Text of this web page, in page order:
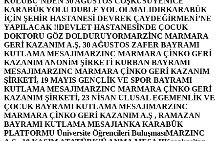
KARABÜK YOLU DUBLE YOL OLMALIDIRKARABÜK
İÇİN ŞEHİR HASTANESİ DEVREK ÇAYDEĞİRMENİ’NE
YAPILACAK !!DEVLET HASTANESİNDE ÇOCUK
DOKTORU GÖZ DOLDURUYORMARZİNC MARMARA
GERİ KAZANIM A.Ş, 30 AĞUSTOS ZAFER BAYRAMI
KUTLAMA MESAJIMARZINC MARMARA ÇİNKO GERİ
KAZANIM ANONİM ŞİRKETİ KURBAN BAYRAMI
MESAJIMARZINC MARMARA ÇİNKO GERİ KAZANIM
ŞİRKETİ, 19 MAYIS GENÇLİK VE SPOR BAYRAMI
KUTLAMA MESAJIMARZINC MARMARA ÇİNKO GERİ
KAZANIM ŞİRKETİ, 23 NİSAN ULUSAL EGEMENLİK VE
ÇOCUK BAYRAMI KUTLAMA MESAJIMARZINC
MARMARA ÇİNKO GERİ KAZANIM A.Ş , RAMAZAN
BAYRAMI KUTLAMA MESAJIANKA KARABÜK
PLATFORMU Üniversite Öğrencileri BuluşmasıMARZINC